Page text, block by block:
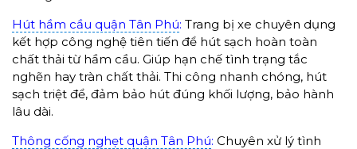
Hút hầm cầu quận Tân Phú: Trang bị xe chuyên dụng
kết hợp công nghệ tiên tiến để hút sạch hoàn toàn
chất thải từ hầm cầu. Giúp hạn chế tình trạng tắc
nghẽn hay tràn chất thải. Thi công nhanh chóng, hút
sạch triệt để, đảm bảo hút đúng khối lượng, bảo hành
lâu dài.
Thông cống nghẹt quận Tân Phú: Chuyên xử lý tình